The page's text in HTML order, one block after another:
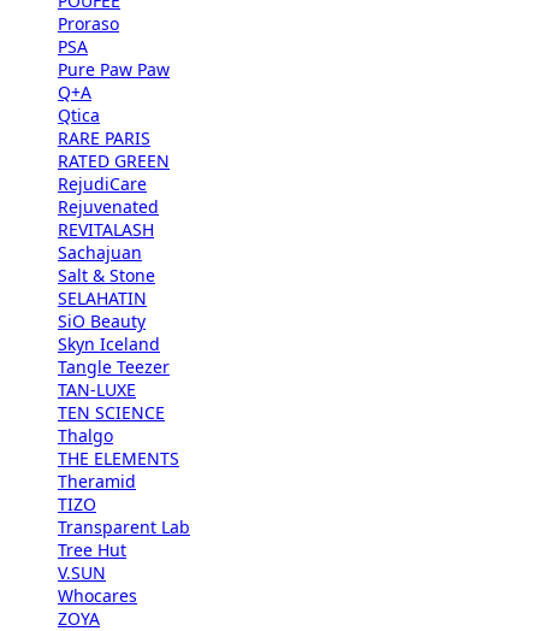
Proraso
PSA
Pure Paw Paw
Q+A
Qtica
RARE PARIS
RATED GREEN
RejudiCare
Rejuvenated
REVITALASH
Sachajuan
Salt & Stone
SELAHATIN
SiO Beauty
Skyn Iceland
Tangle Teezer
TAN-LUXE
TEN SCIENCE
Thalgo
THE ELEMENTS
Theramid
TIZO
Transparent Lab
Tree Hut
V.SUN
Whocares
ZOYA